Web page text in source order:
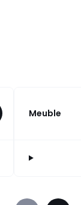
Meuble